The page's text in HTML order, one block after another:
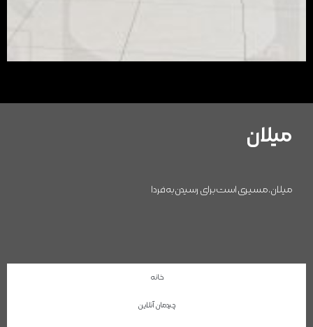
میلان
میلان، مسیری است برای رسیدن به فردا
خانه
چیدمان آنلاین